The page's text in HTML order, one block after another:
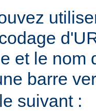
et le nom
barre
suivant :